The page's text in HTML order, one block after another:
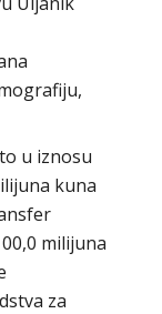
u iznosu
kuna
milijuna
za